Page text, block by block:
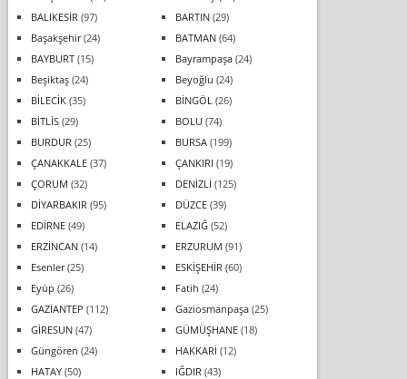
BALIKESİR (97) BARTIN(29)
Başakşehir(24) BATMAN(64)
BAYBURT(15) Bayrampaşa(24)
Beşiktaş(24) Beyoğlu (24)
BİLECİK(35) BİNGÖL (26)
BİTLİS(29) BOLU (74)
BURDUR (25) BURSA(199)
ÇANAKKALE(37) ÇANKIRI (19)
ÇORUM (32) DENİZLİ (125)
DİYARBAKIR (95) DÜZCE(39)
EDİRNE(49) ELAZIĞ(52)
ERZİNCAN(14) ERZURUM (91)
Esenler(25) ESKİŞEHİR (60)
Eyüp (26) Fatih (24)
GAZİANTEP (112) Gaziosmanpaşa(25)
GİRESUN(47) GÜMÜŞHANE(18)
Güngören (24) HAKKARİ (12)
HATAY(50) IĞDIR (43)